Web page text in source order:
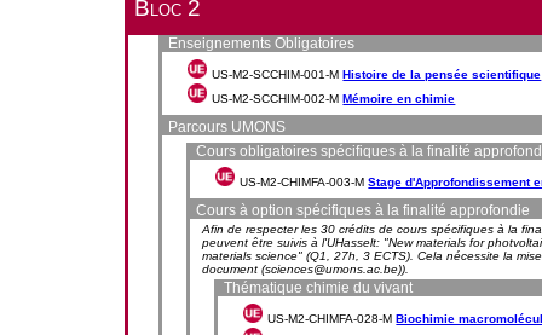
Bloc 2
Enseignements Obligatoires
US-M2-SCCHIM-001-MHistoire de la pensée scientifique
US-M2-SCCHIM-002-MMémoire en chimie
Parcours UMONS
Cours obligatoires spécifiques à la finalité
US-M2-CHIMFA-003-MStage d'Approfondissement
Cours à option spécifiques à la finalité approfondie
Afin de respecter les 30 crédits de cours spécifiques à la
peuvent être suivis à l'UHasselt: "New materials for
materials science" (Q1, 27h, 3 ECTS). Cela nécessite la
document (sciences@umons.ac.be)).
Thématique chimie du vivant
US-M2-CHIMFA-028-MBiochimie